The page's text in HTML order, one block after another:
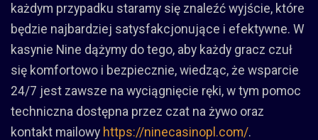
każdym przypadku staramy się znaleźć wyjście, które
będzie najbardziej satysfakcjonujące i efektywne. W
kasynie Nine dążymy do tego, aby każdy gracz czuł
się komfortowo i bezpiecznie, wiedząc, że wsparcie
24/7 jest zawsze na wyciągnięcie ręki, w tym pomoc
techniczna dostępna przez czat na żywo oraz
kontakt mailowy https://ninecasinopl.com/.